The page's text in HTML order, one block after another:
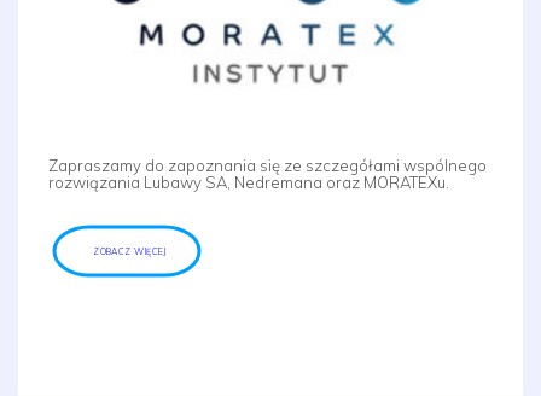
Zapraszamy do zapoznania się ze szczegółami wspólnego
rozwiązania Lubawy SA, Nedremana oraz MORATEXu.
ZOBACZ WIĘCEJ